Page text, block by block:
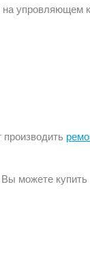
упровляющем
можете